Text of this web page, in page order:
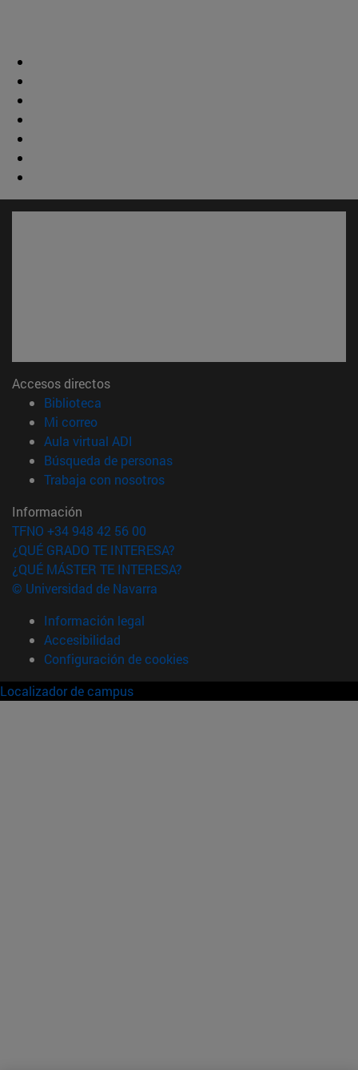
Accesos directos
Biblioteca
Mi correo(abre en nueva ventana)
Aula virtual ADI
Búsqueda de personas(abre en nueva ventana)
Trabaja con nosotros(abre en nueva ventana)
Información
TFNO +34 948 42 56 00
¿QUÉ GRADO TE INTERESA?
¿QUÉ MÁSTER TE INTERESA?
© Universidad de Navarra
Información legal
Accesibilidad
Configuración de cookies
Localizador de campus